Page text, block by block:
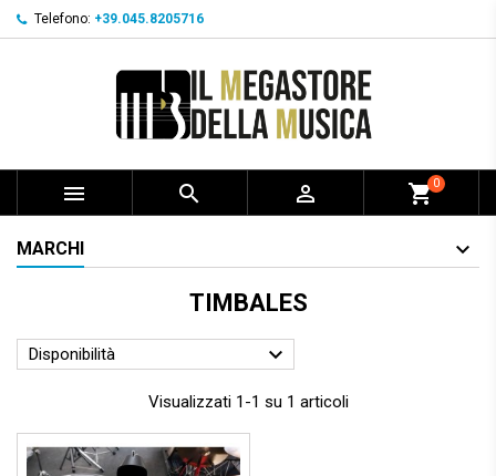
Telefono: +39.045.8205716
   shopping_cart0
MARCHI
TIMBALES
Disponibilità 
Visualizzati 1-1 su 1 articoli